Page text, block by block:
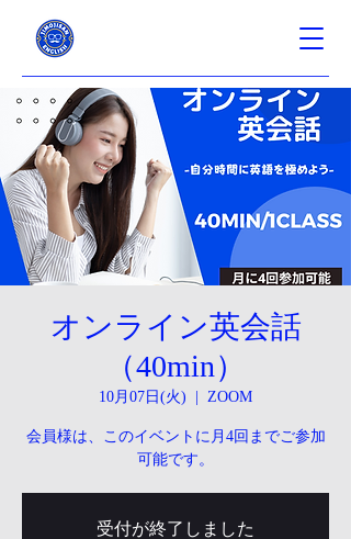
オンライン英会話
（40min）
10月07日(火) ZOOM
会員様は、このイベントに月4回までご参加
可能です。
受付が終了しました